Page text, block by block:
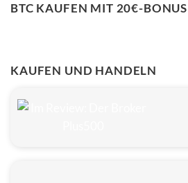
BTC KAUFEN MIT 20€-BONUS
KAUFEN UND HANDELN